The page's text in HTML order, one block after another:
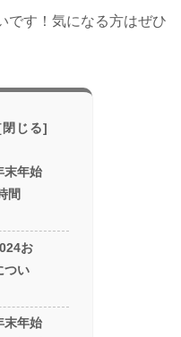
です！気になる方はぜひ
末年始
間
お
つい
末年始